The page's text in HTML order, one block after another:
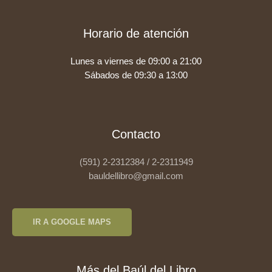
Horario de atención
Lunes a viernes de 09:00 a 21:00
Sábados de 09:30 a 13:00
Contacto
(591) 2-2312384 / 2-2311949
bauldellibro@gmail.com
IR A GOOGLE MAPS